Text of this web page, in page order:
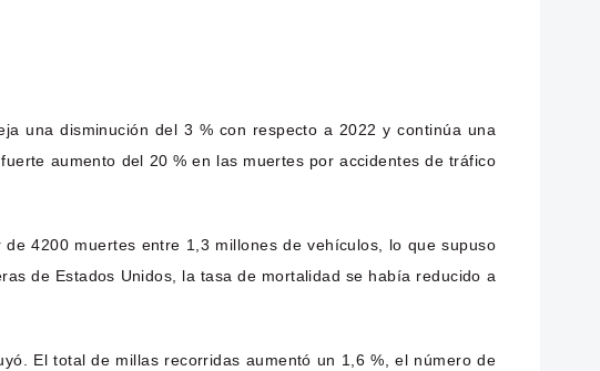
una disminución del 3 % con respecto a 2022 y continúa una
aumento del 20 % en las muertes por accidentes de tráfico
4200 muertes entre 1,3 millones de vehículos, lo que supuso
de Estados Unidos, la tasa de mortalidad se había reducido a
El total de millas recorridas aumentó un 1,6 %, el número de